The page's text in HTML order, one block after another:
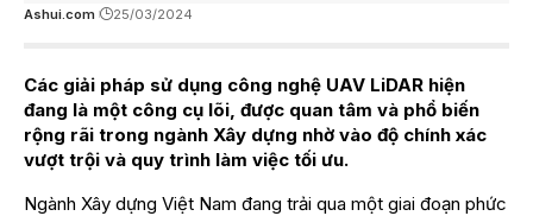
Ashui.com 25/03/2024
Các giải pháp sử dụng công nghệ UAV LiDAR hiện
đang là một công cụ lõi, được quan tâm và phổ biến
rộng rãi trong ngành Xây dựng nhờ vào độ chính xác
vượt trội và quy trình làm việc tối ưu.
Ngành Xây dựng Việt Nam đang trải qua một giai đoạn phức